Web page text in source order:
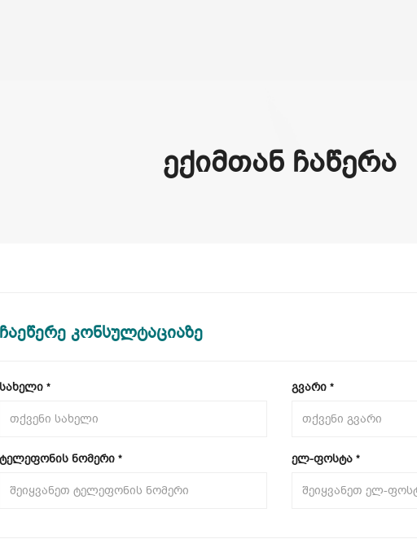
ᲔᲥᲘᲛᲗᲐᲜ ᲩᲐᲬᲔᲠᲐ
ჩაეწერე კონსულტაციაზე
სახელი * გვარი *
ტელეფონის ნომერი * ელ-ფოსტა *